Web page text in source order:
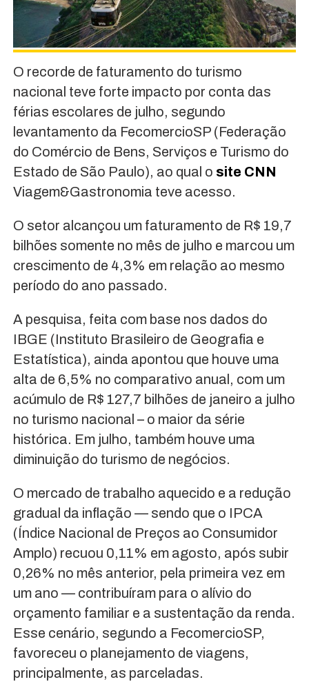
O recorde de faturamento do turismo
nacional teve forte impacto por conta das
férias escolares de julho, segundo
levantamento da FecomercioSP (Federação
do Comércio de Bens, Serviços e Turismo do
Estado de São Paulo), ao qual o site CNN
Viagem&Gastronomia teve acesso.
O setor alcançou um faturamento de R$ 19,7
bilhões somente no mês de julho e marcou um
crescimento de 4,3% em relação ao mesmo
período do ano passado.
A pesquisa, feita com base nos dados do
IBGE (Instituto Brasileiro de Geografia e
Estatística), ainda apontou que houve uma
alta de 6,5% no comparativo anual, com um
acúmulo de R$ 127,7 bilhões de janeiro a julho
no turismo nacional – o maior da série
histórica. Em julho, também houve uma
diminuição do turismo de negócios.
O mercado de trabalho aquecido e a redução
gradual da inflação — sendo que o IPCA
(Índice Nacional de Preços ao Consumidor
Amplo) recuou 0,11% em agosto, após subir
0,26% no mês anterior, pela primeira vez em
um ano — contribuíram para o alívio do
orçamento familiar e a sustentação da renda.
Esse cenário, segundo a FecomercioSP,
favoreceu o planejamento de viagens,
principalmente, as parceladas.